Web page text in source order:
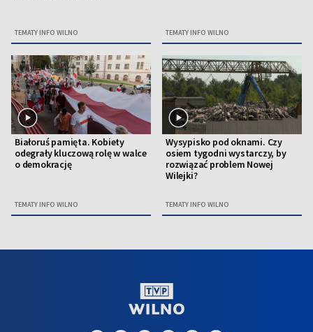
TEMATY INFO WILNO TEMATY INFO WILNO
Białoruś pamięta. Kobiety
odegrały kluczową rolę w walce
o demokrację
TEMATY INFO WILNO
Wysypisko pod oknami. Czy
osiem tygodni wystarczy, by
rozwiązać problem Nowej
Wilejki?
TEMATY INFO WILNO